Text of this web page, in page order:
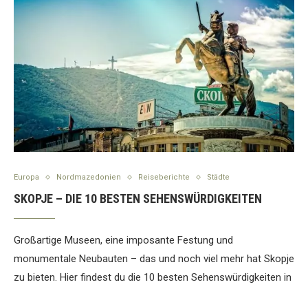
Europa Nordmazedonien Reiseberichte Städte
SKOPJE – DIE 10 BESTEN SEHENSWÜRDIGKEITEN
Großartige Museen, eine imposante Festung und
monumentale Neubauten – das und noch viel mehr hat Skopje
zu bieten. Hier findest du die 10 besten Sehenswürdigkeiten in